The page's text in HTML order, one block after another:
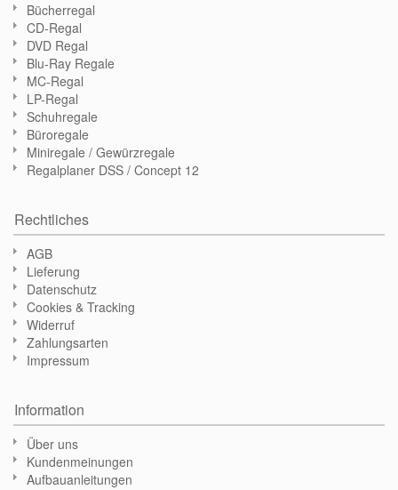
Bücherregal
CD-Regal
DVD Regal
Blu-Ray Regale
MC-Regal
LP-Regal
Schuhregale
Büroregale
Miniregale / Gewürzregale
Regalplaner DSS / Concept 12
Rechtliches
AGB
Lieferung
Datenschutz
Cookies & Tracking
Widerruf
Zahlungsarten
Impressum
Information
Über uns
Kundenmeinungen
Aufbauanleitungen